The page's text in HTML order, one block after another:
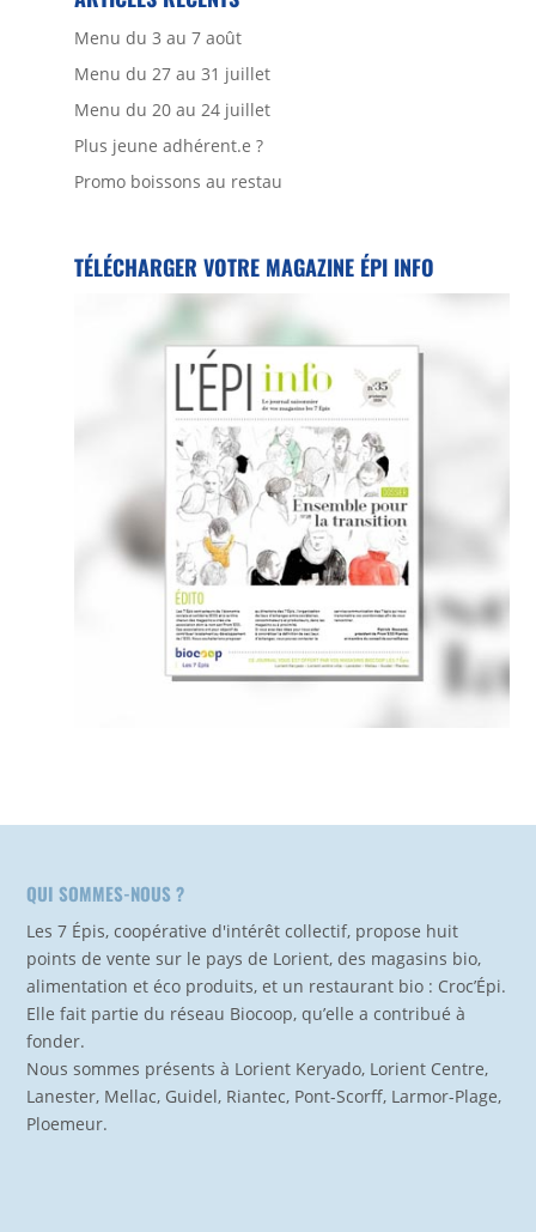
Menu du 3 au 7 août
Menu du 27 au 31 juillet
Menu du 20 au 24 juillet
Plus jeune adhérent.e ?
Promo boissons au restau
TÉLÉCHARGER VOTRE MAGAZINE ÉPI INFO
QUI SOMMES-NOUS ?
Les 7 Épis, coopérative d'intérêt collectif, propose huit
points de vente sur le pays de Lorient, des magasins bio,
alimentation et éco produits, et un restaurant bio : Croc’Épi.
Elle fait partie du réseau Biocoop, qu’elle a contribué à
fonder.
Nous sommes présents à Lorient Keryado, Lorient Centre,
Lanester, Mellac, Guidel, Riantec, Pont-Scorff, Larmor-Plage,
Ploemeur.